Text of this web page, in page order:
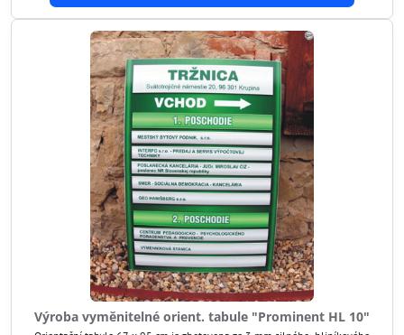
Výroba vyměnitelné orient. tabule "Prominent HL 10"